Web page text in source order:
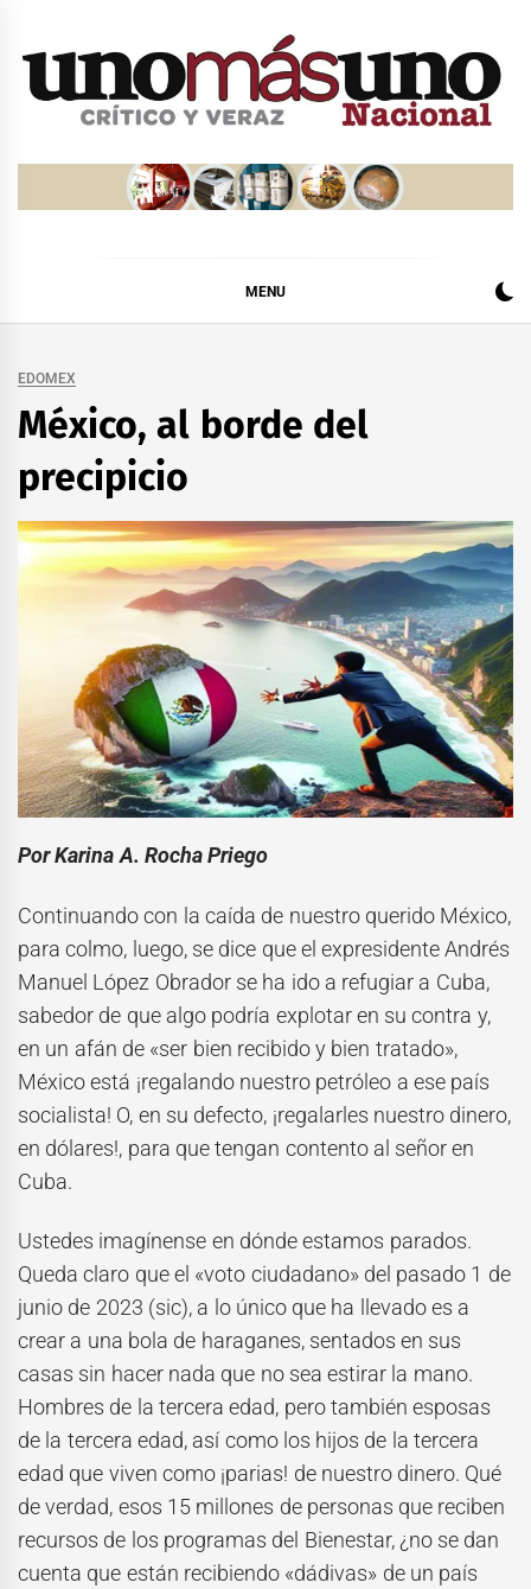
MENU
EDOMEX
México, al borde del
precipicio
Por Karina A. Rocha Priego
Continuando con la caída de nuestro querido México,
para colmo, luego, se dice que el expresidente Andrés
Manuel López Obrador se ha ido a refugiar a Cuba,
sabedor de que algo podría explotar en su contra y,
en un afán de «ser bien recibido y bien tratado»,
México está ¡regalando nuestro petróleo a ese país
socialista! O, en su defecto, ¡regalarles nuestro dinero,
en dólares!, para que tengan contento al señor en
Cuba.
Ustedes imagínense en dónde estamos parados.
Queda claro que el «voto ciudadano» del pasado 1 de
junio de 2023 (sic), a lo único que ha llevado es a
crear a una bola de haraganes, sentados en sus
casas sin hacer nada que no sea estirar la mano.
Hombres de la tercera edad, pero también esposas
de la tercera edad, así como los hijos de la tercera
edad que viven como ¡parias! de nuestro dinero. Qué
de verdad, esos 15 millones de personas que reciben
recursos de los programas del Bienestar, ¿no se dan
cuenta que están recibiendo «dádivas» de un país